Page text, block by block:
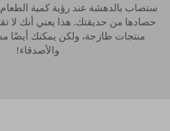
ستصاب بالدهشة عند رؤية كمية الطعام
حصادها من حديقتك. هذا يعني أنك لا
منتجات طازجة، ولكن يمكنك أيضًا
والأصدقاء!